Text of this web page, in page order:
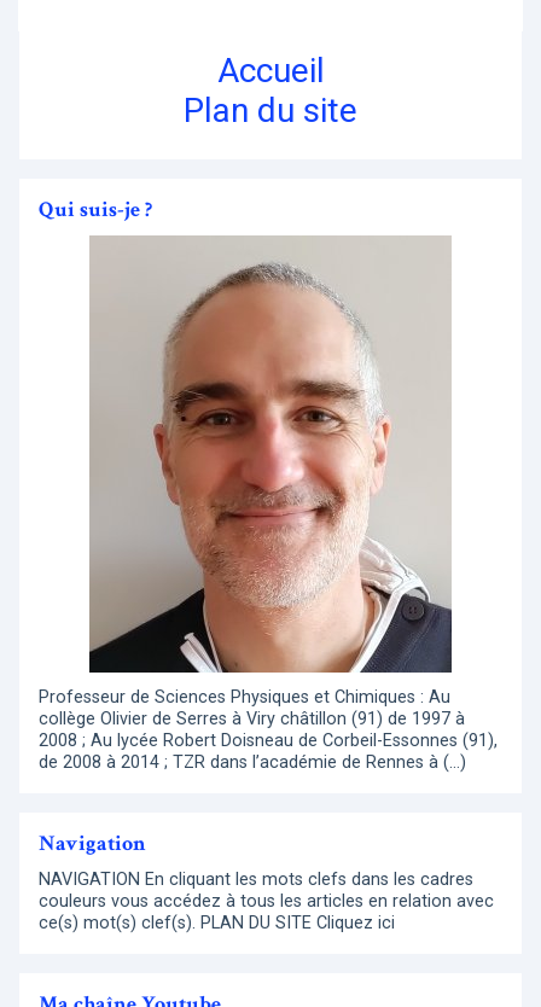
Accueil
Plan du site
Qui suis-je ?
Professeur de Sciences Physiques et Chimiques : Au
collège Olivier de Serres à Viry châtillon (91) de 1997 à
2008 ; Au lycée Robert Doisneau de Corbeil-Essonnes (91),
de 2008 à 2014 ; TZR dans l’académie de Rennes à (…)
Navigation
NAVIGATION En cliquant les mots clefs dans les cadres
couleurs vous accédez à tous les articles en relation avec
ce(s) mot(s) clef(s). PLAN DU SITE Cliquez ici